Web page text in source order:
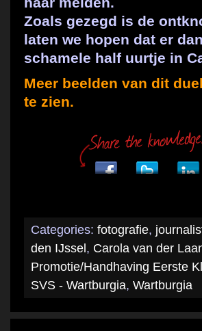
Zoals gezegd is de
laten we hopen dat er
schamele half uurtje in
Meer beelden van dit
te zien.
Categories: fotografie,
den IJssel , Carola van der
Promotie/Handhaving Eerste
SVS - Wartburgia, Wartburgia